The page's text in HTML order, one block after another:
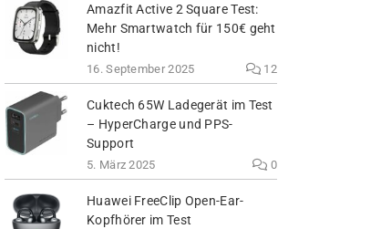
Amazfit Active 2 Square Test:
Mehr Smartwatch für 150€ geht
nicht!
16. September 2025 12
Cuktech 65W Ladegerät im Test
– HyperCharge und PPS-
Support
5. März 2025 0
Huawei FreeClip Open-Ear-
Kopfhörer im Test